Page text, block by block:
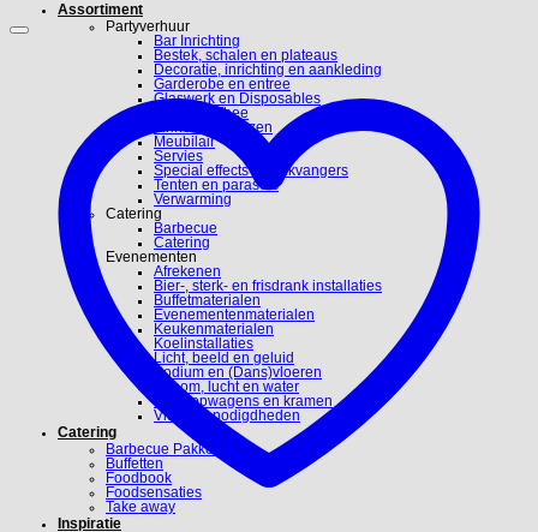
Assortiment
Partyverhuur
Bar Inrichting
Bestek, schalen en plateaus
Decoratie, inrichting en aankleding
Garderobe en entree
Glaswerk en Disposables
Koffie en Thee
Linnen en hoezen
Meubilair
Servies
Special effects en blikvangers
Tenten en parasols
Verwarming
Catering
Barbecue
Catering
Evenementen
Afrekenen
Bier-, sterk- en frisdrank installaties
Buffetmaterialen
Evenementenmaterialen
Keukenmaterialen
Koelinstallaties
Licht, beeld en geluid
Podium en (Dans)vloeren
Stroom, lucht en water
Verkoopwagens en kramen
Video benodigdheden
Catering
Barbecue Pakketten
Buffetten
Foodbook
Foodsensaties
Take away
Inspiratie